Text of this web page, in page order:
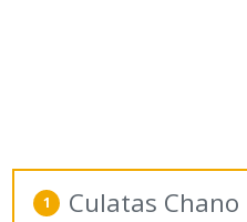
1 Culatas Chano